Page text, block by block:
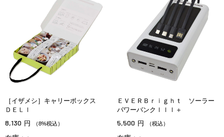
［イザメシ］キャリーボックス
ＤＥＬＩ
8,130 円 （8%税込）
ＥＶＥＲＢｒｉｇｈｔ ソーラー
パワーバンクＩＩＩ＋
5,500 円 （税込）